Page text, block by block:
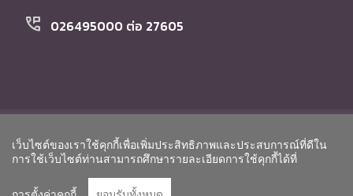
เว็บไซต์ของเราใช้คุกกี้เพื่อเพิ่มประสิทธิภาพและประสบการณ์ที่ดีใน
การใช้เว็บไซต์ท่านสามารถศึกษารายละเอียดการใช้คุกกี้ได้ที่
perm_phone_msg 026495000 ต่อ 27605
© Copyright สถาบันวิจัย พัฒนา และสาธิตการศึกษา
มหาวิทยาลัยศรีนครินทรวิโรฒ. All Rights Reserved.